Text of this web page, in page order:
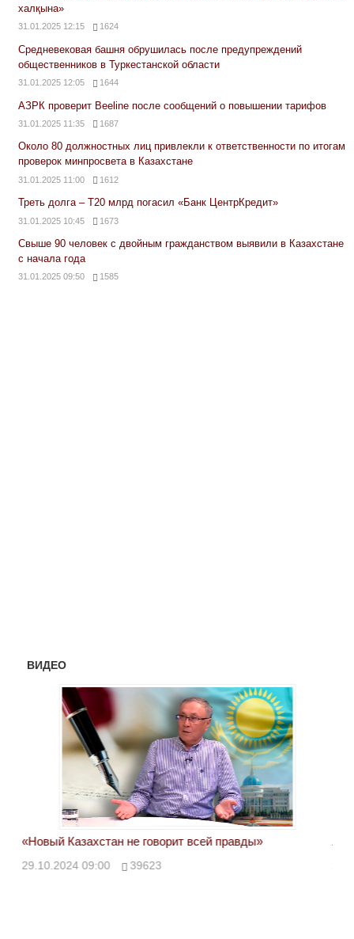
халқына»
31.01.2025 12:15 1624
Средневековая башня обрушилась после предупреждений
общественников в Туркестанской области
31.01.2025 12:05 1644
АЗРК проверит Beeline после сообщений о повышении тарифов
31.01.2025 11:35 1687
Около 80 должностных лиц привлекли к ответственности по итогам
проверок минпросвета в Казахстане
31.01.2025 11:00 1612
Треть долга – Т20 млрд погасил «Банк ЦентрКредит»
31.01.2025 10:45 1673
Свыше 90 человек с двойным гражданством выявили в Казахстане
с начала года
31.01.2025 09:50 1585
ВИДЕО
«Новый Казахстан не говорит всей правды»
29.10.2024 09:00 39623